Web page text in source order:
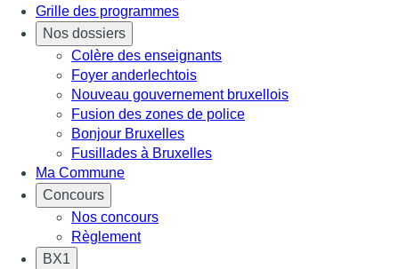
Grille des programmes
Nos dossiers
Colère des enseignants
Foyer anderlechtois
Nouveau gouvernement bruxellois
Fusion des zones de police
Bonjour Bruxelles
Fusillades à Bruxelles
Ma Commune
Concours
Nos concours
Règlement
BX1